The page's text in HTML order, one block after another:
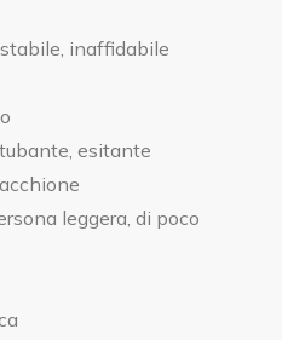
inaffidabile
esitante
leggera, di poco